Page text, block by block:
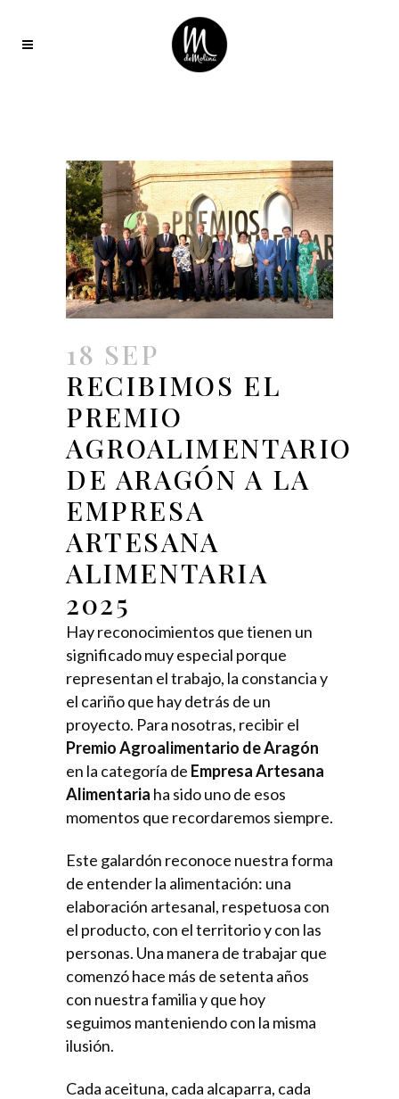
18 SEP
RECIBIMOS EL
PREMIO
AGROALIMENTARIO
DE ARAGÓN A LA
EMPRESA
ARTESANA
ALIMENTARIA
2025
Hay reconocimientos que tienen un
significado muy especial porque
representan el trabajo, la constancia y
el cariño que hay detrás de un
proyecto. Para nosotras, recibir el
Premio Agroalimentario de Aragón
en la categoría de Empresa Artesana
Alimentaria ha sido uno de esos
momentos que recordaremos siempre.
Este galardón reconoce nuestra forma
de entender la alimentación: una
elaboración artesanal, respetuosa con
el producto, con el territorio y con las
personas. Una manera de trabajar que
comenzó hace más de setenta años
con nuestra familia y que hoy
seguimos manteniendo con la misma
ilusión.
Cada aceituna, cada alcaparra, cada